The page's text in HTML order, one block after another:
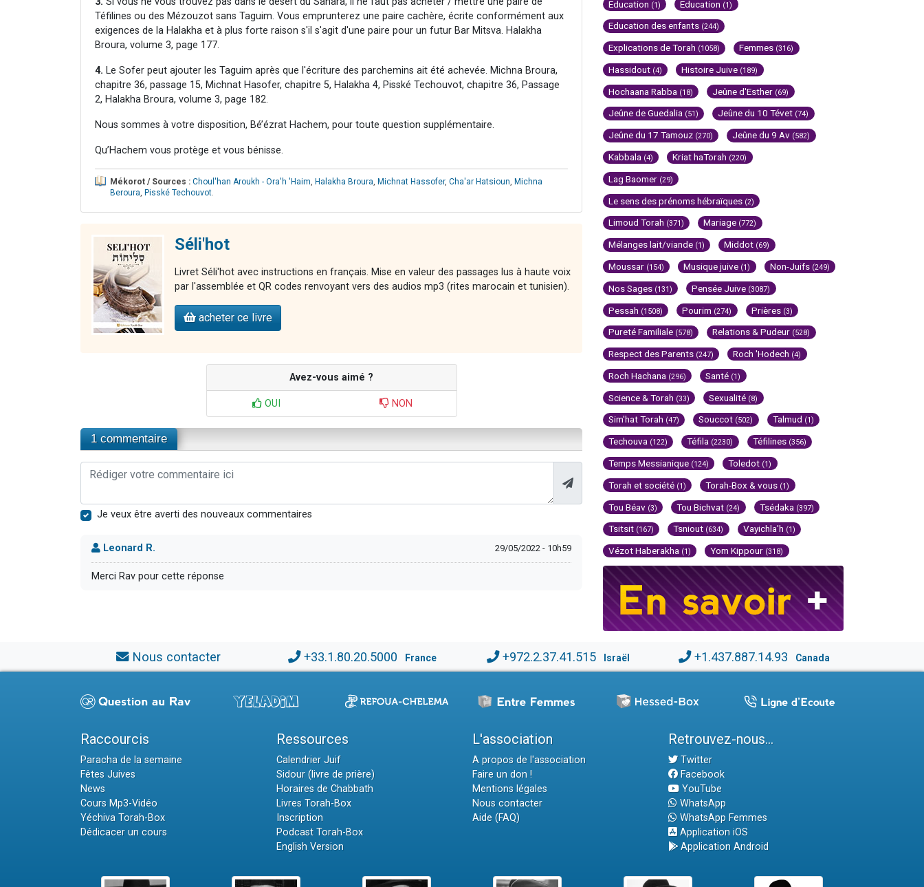
Téfilines ou des Mézouzot sans Taguim. Vous emprunterez une paire cachère, écrite conformément aux
exigences de la Halakha et à plus forte raison s'il s'agit d'une paire pour un futur Bar Mitsva. Halakha
Broura, volume 3, page 177.
4. Le Sofer peut ajouter les Taguim après que l'écriture des parchemins ait été achevée. Michna Broura,
chapitre 36, passage 15, Michnat Hasofer, chapitre 5, Halakha 4, Pisské Techouvot, chapitre 36, Passage
2, Halakha Broura, volume 3, page 182.
Nous sommes à votre disposition, Bé’ézrat Hachem, pour toute question supplémentaire.
Qu’Hachem vous protège et vous bénisse.
Mékorot / Sources : Choul'han Aroukh - Ora'h 'Haim Halakha Broura Michnat Hassofer, Cha'ar Hatsioun Michna
Beroura Pisské Techouvot
Séli'hot
Livret Séli'hot avec instructions en français. Mise en valeur des passages lus à haute voix
par l'assemblée et QR codes renvoyant vers des audios mp3 (rites marocain et tunisien).
acheter ce livre
Avez-vous aimé ?
OUI NON
1 commentaire
Je veux être averti des nouveaux commentaires
Leonard R. 29/05/2022 - 10h59
Merci Rav pour cette réponse
Education (1) Education (1)
Education des enfants (244)
Explications de Torah (1058) Femmes (316)
Hassidout (4) Histoire Juive (189)
Hochaana Rabba (18) Jeûne d'Esther (69)
Jeûne de Guedalia (51) Jeûne du 10 Tévet (74)
Jeûne du 17 Tamouz (270) Jeûne du 9 Av (582)
Kabbala (4) Kriat haTorah (220)
Lag Baomer (29)
Le sens des prénoms hébraïques (2)
Limoud Torah (371) Mariage (772)
Mélanges lait/viande (1) Middot (69)
Moussar (154) Musique juive (1) Non-Juifs (249)
Nos Sages (131) Pensée Juive (3087)
Pessah (1508) Pourim (274) Prières (3)
Pureté Familiale (578) Relations & Pudeur (528)
Respect des Parents (247) Roch 'Hodech (4)
Roch Hachana (296) Santé (1)
Science & Torah (33) Sexualité (8)
Sim'hat Torah (47) Souccot (502) Talmud (1)
Techouva (122) Téfila (2230) Téfilines (356)
Temps Messianique (124) Toledot (1)
Torah et société (1) Torah-Box & vous (1)
Tou Béav (3) Tou Bichvat (24) Tsédaka (397)
Tsitsit (167) Tsniout (634) Vayichla'h (1)
Vézot Haberakha (1) Yom Kippour (318)
Nous contacter +33.1.80.20.5000 France +972.2.37.41.515 Israël +1.437.887.14.93 Canada
Raccourcis
Paracha de la semaine
Fêtes Juives
News
Cours Mp3-Vidéo
Yéchiva Torah-Box
Dédicacer un cours
Ressources
Calendrier Juif
Sidour (livre de prière)
Horaires de Chabbath
Livres Torah-Box
Inscription
Podcast Torah-Box
English Version
L'association
A propos de l'association
Faire un don !
Mentions légales
Nous contacter
Aide (FAQ)
Retrouvez-nous...
Twitter
Facebook
YouTube
WhatsApp
WhatsApp Femmes
Application iOS
Application Android